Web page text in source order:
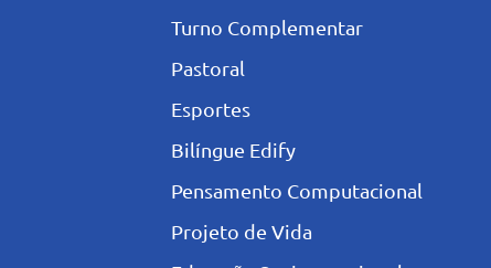
Turno Complementar
Pastoral
Esportes
Bilíngue Edify
Pensamento Computacional
Projeto de Vida